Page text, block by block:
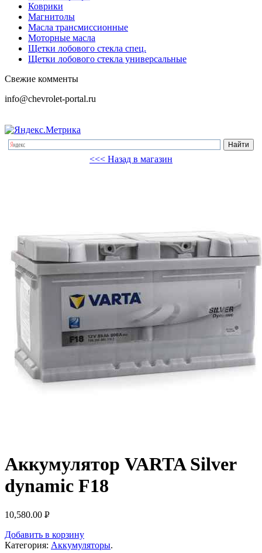
Коврики
Магнитолы
Масла трансмиссионные
Моторные масла
Щетки лобового стекла спец.
Щетки лобового стекла универсальные
Свежие комменты
info@chevrolet-portal.ru
<<< Назад в магазин
Аккумулятор VARTA Silver
dynamic F18
10,580.00 Р
Добавить в корзину
Категория: Аккумуляторы.